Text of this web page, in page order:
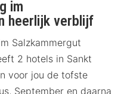
im
heerlijk verblijf
Salzkammergut
2 hotels in Sankt
voor jou de tofste
September en daarna